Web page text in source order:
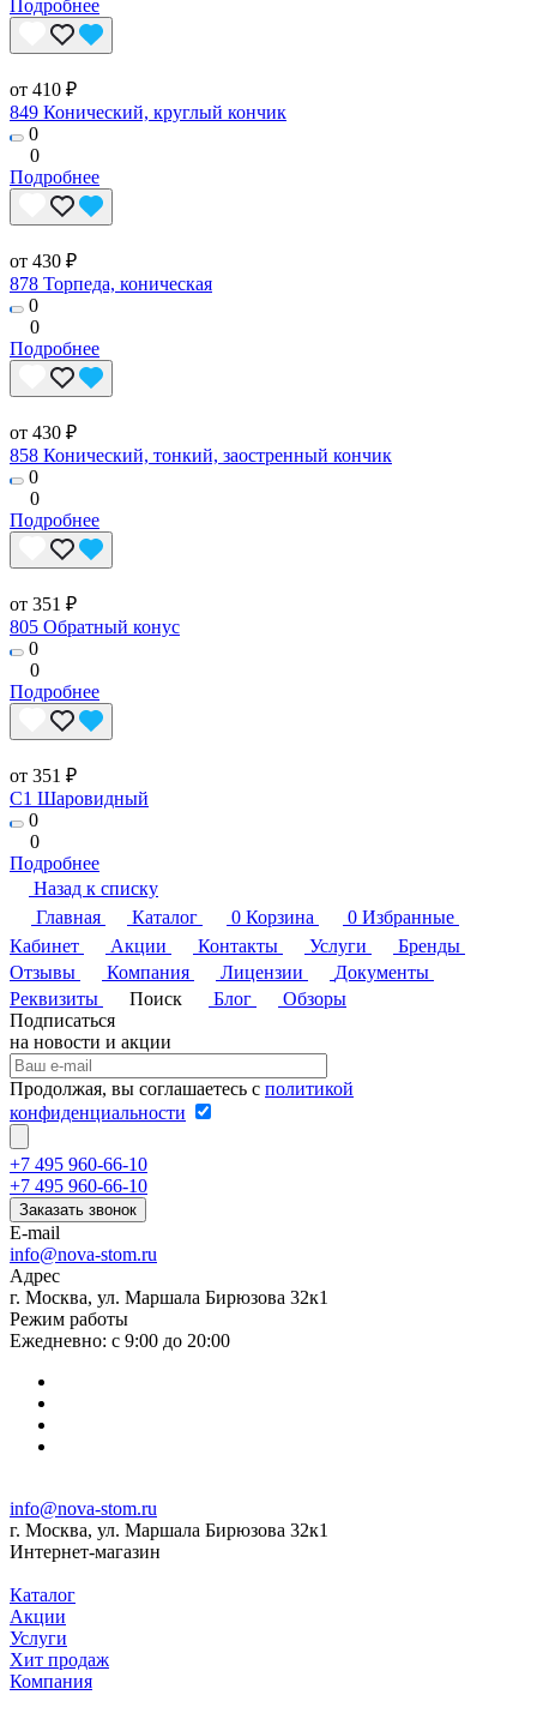
Подробнее
от 410 ₽
849 Конический, круглый кончик
0
0
Подробнее
от 430 ₽
878 Торпеда, коническая
0
0
Подробнее
от 430 ₽
858 Конический, тонкий, заостренный кончик
0
0
Подробнее
от 351 ₽
805 Обратный конус
0
0
Подробнее
от 351 ₽
C1 Шаровидный
0
0
Подробнее
Назад к списку
Главная
Каталог 0 Корзина 0 Избранные
Кабинет
Акции Контакты Услуги
Бренды
Отзывы
Компания Лицензии
Документы
Реквизиты
Поиск Блог
Обзоры
Подписаться
на новости и акции
Продолжая, вы соглашаетесь с политикой
конфиденциальности
+7 495 960-66-10
+7 495 960-66-10
Заказать звонок
E-mail
info@nova-stom.ru
Адрес
г. Москва, ул. Маршала Бирюзова 32к1
Режим работы
Ежедневно: с 9:00 до 20:00
info@nova-stom.ru
г. Москва, ул. Маршала Бирюзова 32к1
Интернет-магазин
Каталог
Акции
Услуги
Хит продаж
Компания